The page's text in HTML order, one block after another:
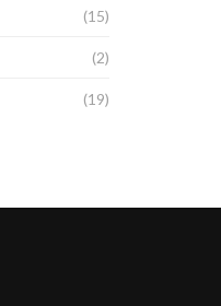
(15)
(2)
(19)